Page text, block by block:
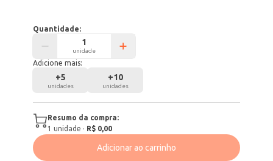
Quantidade:
unidade
Adicione mais:
+5
unidades
+10
unidades
Resumo da compra:
1 unidade · R$ 0,00
Adicionar ao carrinho